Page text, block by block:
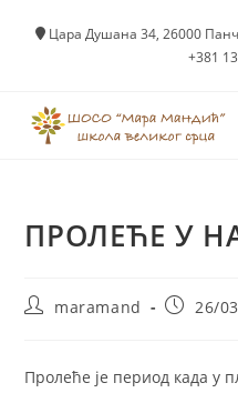
Цара Душана 34, 26000
+381
ПРОЛЕЋЕ У
Postmaramand
Post26/
Пролеће је период када у